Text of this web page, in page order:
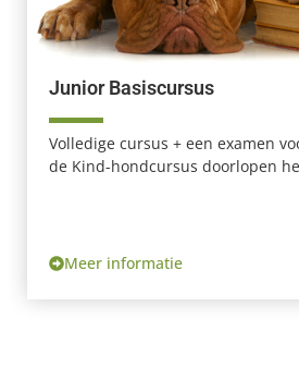
Junior Basiscursus
Volledige cursus + een examen
de Kind-hondcursus doorlopen
Meer informatie